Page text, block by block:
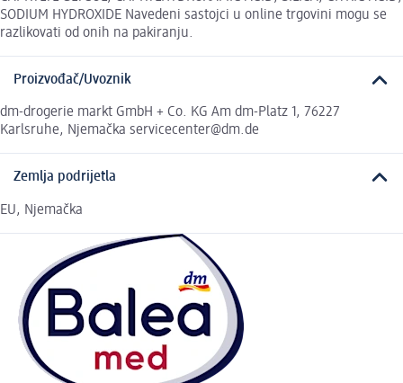
SODIUM HYDROXIDE Navedeni sastojci u online trgovini mogu se
razlikovati od onih na pakiranju.
Proizvođač/Uvoznik
dm-drogerie markt GmbH + Co. KG Am dm-Platz 1, 76227
Karlsruhe, Njemačka servicecenter@dm.de
Zemlja podrijetla
EU, Njemačka